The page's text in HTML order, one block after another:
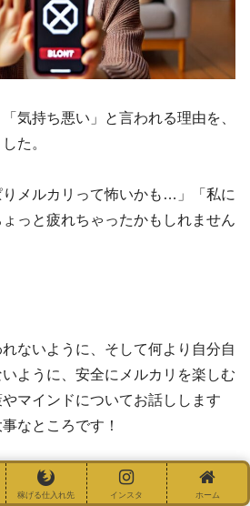
気持ち悪い」と言われる理由を、
た。
メルカリって怖いかも…」「私に
っと疲れちゃったかもしれません
ないように、そして何より自分自
ように、安全にメルカリを楽しむ
マインドについてお話しします
なところです！
報・ブロックすべき？
稼げる仕入れ先 インスタ ホーム